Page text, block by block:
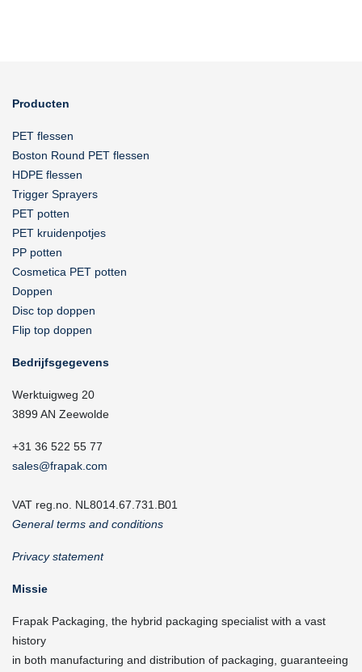
Producten
PET flessen
Boston Round PET flessen
HDPE flessen
Trigger Sprayers
PET potten
PET kruidenpotjes
PP potten
Cosmetica PET potten
Doppen
Disc top doppen
Flip top doppen
Bedrijfsgegevens
Werktuigweg 20
3899 AN Zeewolde
+31 36 522 55 77
sales@frapak.com
VAT reg.no. NL8014.67.731.B01
General terms and conditions
Privacy statement
Missie
Frapak Packaging, the hybrid packaging specialist with a vast
history
in both manufacturing and distribution of packaging, guaranteeing